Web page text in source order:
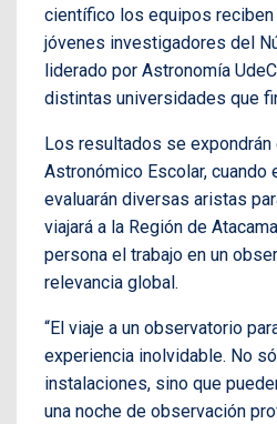
científico los equipos
jóvenes investigadores del
liderado por Astronomía
distintas universidades que
Los resultados se
Astronómico Escolar, cuando
evaluarán diversas aristas
viajará a la Región de
persona el trabajo en un
relevancia global.
“El viaje a un observatorio
experiencia inolvidable. No
instalaciones, sino que
una noche de observación